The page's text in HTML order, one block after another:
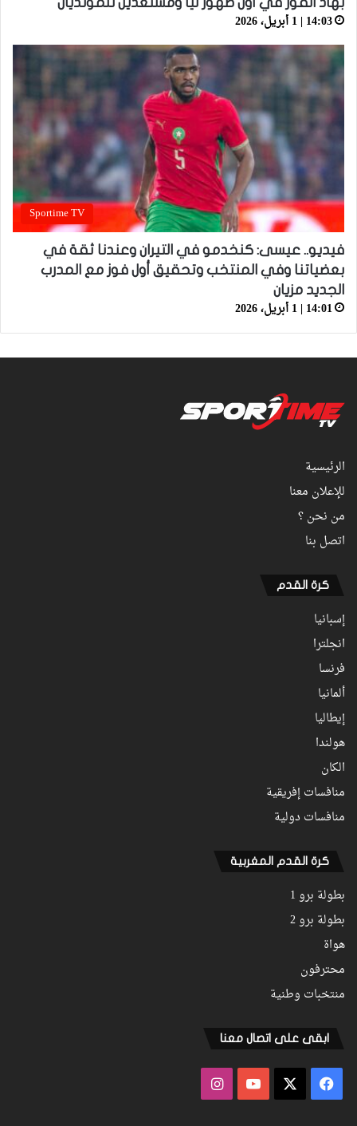
14:03 | 1 أبريل، 2026
Sportime TV
فيديو.. عيسى: كنخدمو في التيران وعندنا ثقة في
بعضياتنا وفي المنتخب وتحقيق أول فوز مع المدرب
الجديد مزيان
14:01 | 1 أبريل، 2026
الرئيسية
للإعلان معنا
من نحن ؟
اتصل بنا
كرة القدم
إسبانيا
انجلترا
فرنسا
ألمانيا
إيطاليا
هولندا
الكان
منافسات إفريقية
منافسات دولية
كرة القدم المغربية
بطولة برو 1
بطولة برو 2
هواة
محترفون
منتخبات وطنية
ابقى على اتصال معنا
فيسبوك ‫YouTubeانستقرام